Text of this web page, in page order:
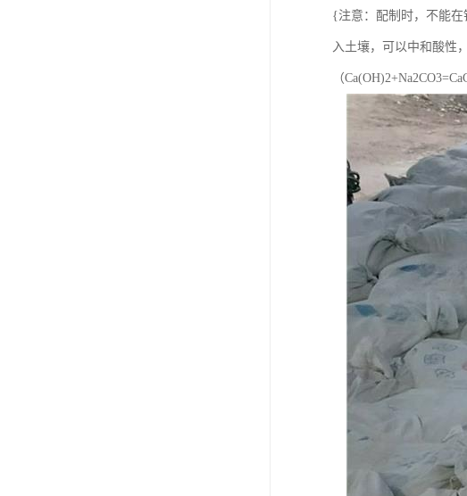
{注意：配制时，不能
入土壤，可以中和酸性
（